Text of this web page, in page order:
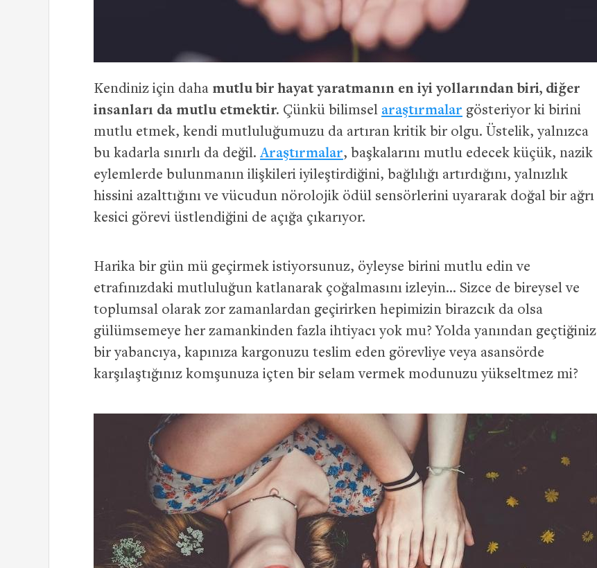
Kendiniz için daha mutlu bir hayat yaratmanın en iyi yollarından biri, diğer
insanları da mutlu etmektir. Çünkü bilimsel araştırmalar gösteriyor ki birini
mutlu etmek, kendi mutluluğumuzu da artıran kritik bir olgu. Üstelik, yalnızca
bu kadarla sınırlı da değil.Araştırmalar, başkalarını mutlu edecek küçük, nazik
eylemlerde bulunmanın ilişkileri iyileştirdiğini, bağlılığı artırdığını, yalnızlık
hissini azalttığını ve vücudun nörolojik ödül sensörlerini uyararak doğal bir ağrı
kesici görevi üstlendiğini de açığa çıkarıyor.
Harika bir gün mü geçirmek istiyorsunuz, öyleyse birini mutlu edin ve
etrafınızdaki mutluluğun katlanarak çoğalmasını izleyin… Sizce de bireysel ve
toplumsal olarak zor zamanlardan geçirirken hepimizin birazcık da olsa
gülümsemeye her zamankinden fazla ihtiyacı yok mu? Yolda yanından geçtiğiniz
bir yabancıya, kapınıza kargonuzu teslim eden görevliye veya asansörde
karşılaştığınız komşunuza içten bir selam vermek modunuzu yükseltmez mi?